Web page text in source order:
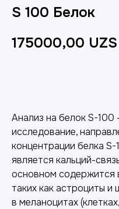
S 100 Белок
175000,00 UZS
Анализ на белок S-
исследование,
концентрации белка
является кальций-
основном содержится
таких как астроциты и
в меланоцитах